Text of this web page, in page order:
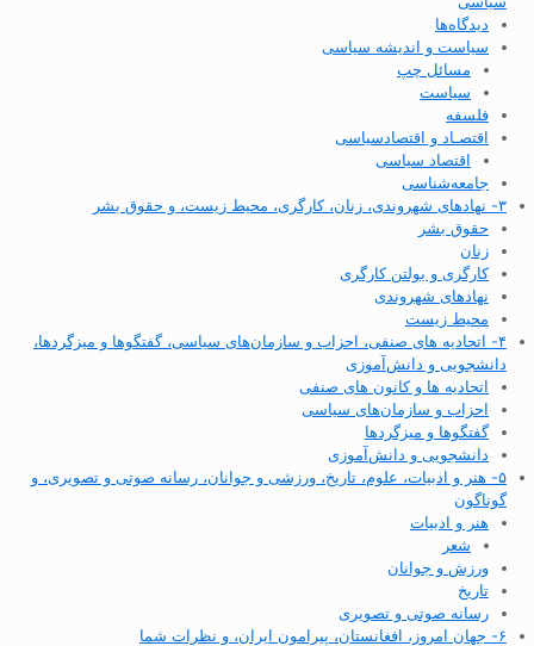
دیدگاه‌ها
سیاست و اندیشه سیاسی
مسائل چپ
سیاست
فلسفه
اقتصـاد و اقتصاد‌سیاسی
اقتصاد سیاسی
جامعه‌شناسی
۳- نهادهای شهروندی، زنان، کارگری، محیط زیست، و حقوق بشر
حقوق بشر
زنان
کارگری و بولتن کارگری
نهادهای شهروندی
محیط زیست
۴- اتحادیه های صنفی، احزاب و سازمان‌های سیاسی، گفتگوها و میزگردها،
دانشجویی و دانش‌آموزی
اتحادیه ها و کانون های صنفی
احزاب و سازمان‌های سیاسی
گفتگوها و میزگردها
دانشجویی و دانش‌آموزی
۵- هنر و ادبیات، علوم، تاریخ، ورزشی و جوانان، رسانه صوتی و تصویری، و
گوناگون
هنر و ادبیات
شعر
ورزش و جوانان
تاریخ
رسانه صوتی و تصویری
۶- جهان امروز، افغانستان، پیرامون ایران، و نظرات شما